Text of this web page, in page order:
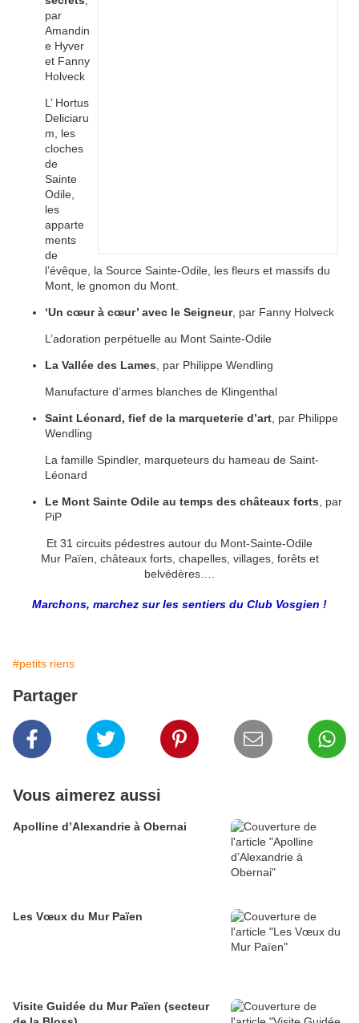
par
Amandin
e Hyver
et Fanny
Holveck
L’ Hortus
Deliciaru
m, les
cloches
de
Sainte
Odile,
les
apparte
ments
de
l’évêque, la Source Sainte-Odile, les fleurs et massifs du
Mont, le gnomon du Mont.
‘Un cœur à cœur’ avec le Seigneur, par Fanny Holveck
L’adoration perpétuelle au Mont Sainte-Odile
La Vallée des Lames , par Philippe Wendling
Manufacture d’armes blanches de Klingenthal
Saint Léonard, fief de la marqueterie d’art , par Philippe
Wendling
La famille Spindler, marqueteurs du hameau de Saint-
Léonard
Le Mont Sainte Odile au temps des châteaux forts , par
PiP
Et 31 circuits pédestres autour du Mont-Sainte-Odile
Mur Païen, châteaux forts, chapelles, villages, forêts et
belvédères….
Marchons, marchez sur les sentiers du Club Vosgien !
#petits riens
Partager
Vous aimerez aussi
Apolline d’Alexandrie à Obernai
Les Vœux du Mur Païen
Visite Guidée du Mur Païen (secteur